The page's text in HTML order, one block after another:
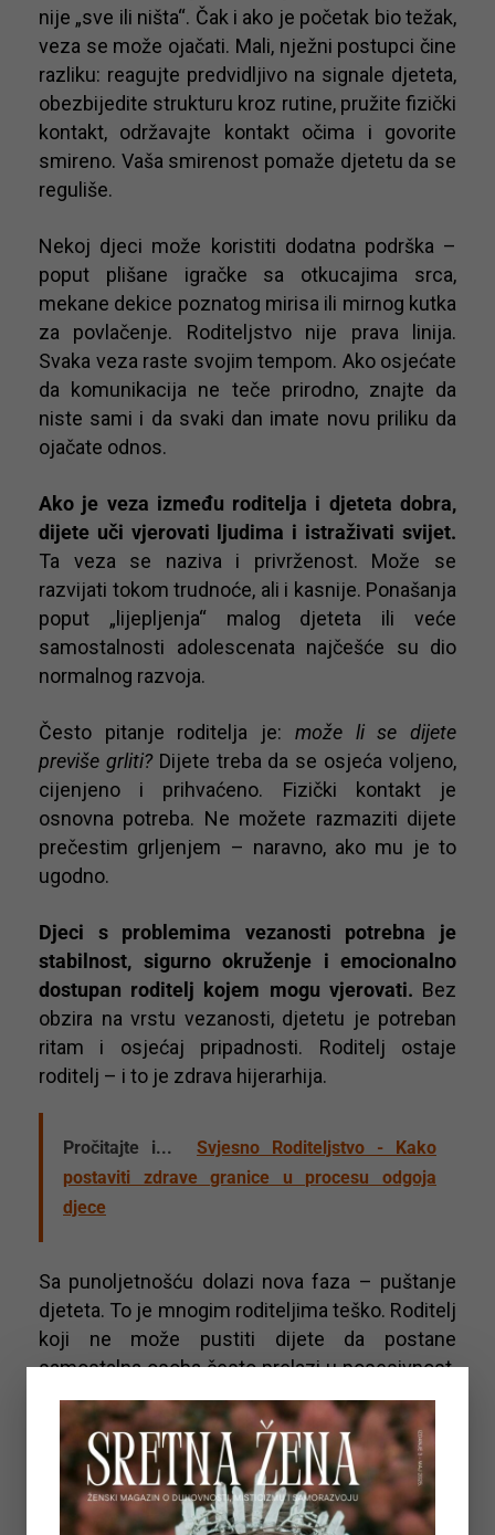
nije „sve ili ništa“. Čak i ako je početak bio težak,
veza se može ojačati. Mali, nježni postupci čine
razliku: reagujte predvidljivo na signale djeteta,
obezbijedite strukturu kroz rutine, pružite fizički
kontakt, održavajte kontakt očima i govorite
smireno. Vaša smirenost pomaže djetetu da se
reguliše.
Nekoj djeci može koristiti dodatna podrška –
poput plišane igračke sa otkucajima srca,
mekane dekice poznatog mirisa ili mirnog kutka
za povlačenje. Roditeljstvo nije prava linija.
Svaka veza raste svojim tempom. Ako osjećate
da komunikacija ne teče prirodno, znajte da
niste sami i da svaki dan imate novu priliku da
ojačate odnos.
Ako je veza između roditelja i djeteta dobra,
dijete uči vjerovati ljudima i istraživati svijet.
Ta veza se naziva i privrženost. Može se
razvijati tokom trudnoće, ali i kasnije. Ponašanja
poput „lijepljenja“ malog djeteta ili veće
samostalnosti adolescenata najčešće su dio
normalnog razvoja.
Često pitanje roditelja je: može li se dijete
previše grliti?Dijete treba da se osjeća voljeno,
cijenjeno i prihvaćeno. Fizički kontakt je
osnovna potreba. Ne možete razmaziti dijete
prečestim grljenjem – naravno, ako mu je to
ugodno.
Djeci s problemima vezanosti potrebna je
stabilnost, sigurno okruženje i emocionalno
dostupan roditelj kojem mogu vjerovati. Bez
obzira na vrstu vezanosti, djetetu je potreban
ritam i osjećaj pripadnosti. Roditelj ostaje
roditelj – i to je zdrava hijerarhija.
Pročitajte i...
Svjesno Roditeljstvo - Kako
postaviti zdrave granice u procesu odgoja
djece
Sa punoljetnošću dolazi nova faza – puštanje
djeteta. To je mnogim roditeljima teško. Roditelj
koji ne može pustiti dijete da postane
samostalna osoba često prelazi u posesivnost.
Takvo ponašanje može uključivati kontrolu
izbora, načina života i vrijednosti djeteta.
Iz vlastitog iskustva mogu reći da to često ne
dolazi iz loše namjere, već iz pretjerane